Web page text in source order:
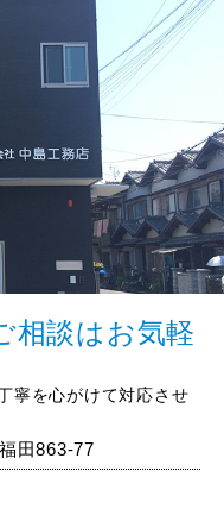
相談はお気軽
寧を心がけて対応させ
田863-77